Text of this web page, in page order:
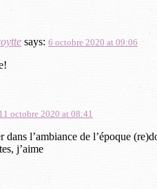
says: 6 octobre 2020 at 09:06
11 octobre 2020 at 08:41
dans l’ambiance de l’époque
j’aime